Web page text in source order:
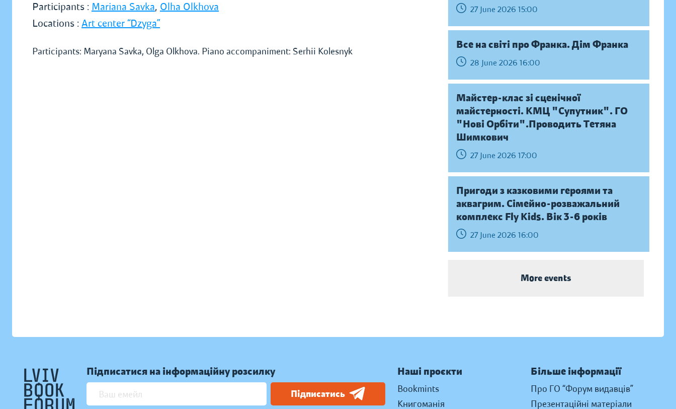
Participants : Mariana Savka, Olha Olkhova
Locations : Art center “Dzyga”
Participants: Maryana Savka, Olga Olkhova. Piano accompaniment: Serhii Kolesnyk
27 June 2026 15:00
Все на світі про Франка. Дім Франка
28 June 2026 16:00
Майстер-клас зі сценічної
майстерності. КМЦ "Супутник". ГО
"Нові Орбіти".Проводить Тетяна
Шимкович
27 June 2026 17:00
Пригоди з казковими героями та
аквагрим. Сімейно-розважальний
комплекс Fly Kids. Вік 3-6 років
27 June 2026 16:00
More events
Підписатися на інформаційну розсилку
Підписатись
Наші проєкти
Bookmints
Книгоманія
Більше інформації
Про ГО “Форум видавців”
Презентаційні матеріали